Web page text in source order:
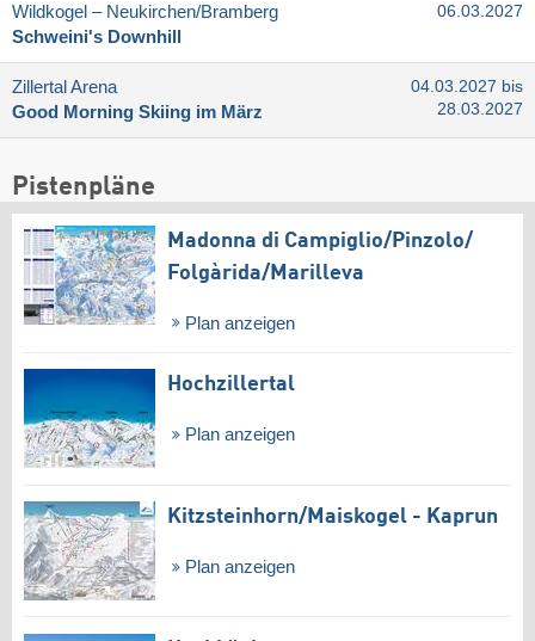
Wildkogel – Neukirchen/​Bramberg
Schweini's Downhill
06.03.2027
Zillertal Arena
Good Morning Skiing im März
04.03.2027 bis
28.03.2027
Pistenpläne
Madonna di Campiglio/​Pinzolo/​
Folgàrida/​Marilleva
Plan anzeigen
Hochzillertal
Plan anzeigen
Kitzsteinhorn/​Maiskogel - Kaprun
Plan anzeigen